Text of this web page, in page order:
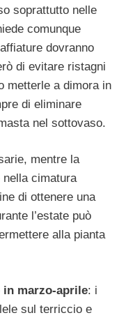
soprattutto nelle
comunque
dovranno
di evitare ristagni
metterle a dimora in
di eliminare
nel sottovaso.
mentre la
cimatura
di ottenere una
l’estate può
alla pianta
in marzo-aprile: i
sul terriccio e